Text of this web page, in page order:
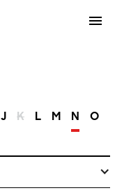
J K L M N O